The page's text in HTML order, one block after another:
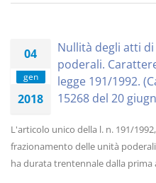
04
gen
2018
Nullità degli atti
poderali.
legge 191/1992.
15268 del 20
L'articolo unico della l. n. 191/
frazionamento delle unità
ha durata trentennale dalla prima